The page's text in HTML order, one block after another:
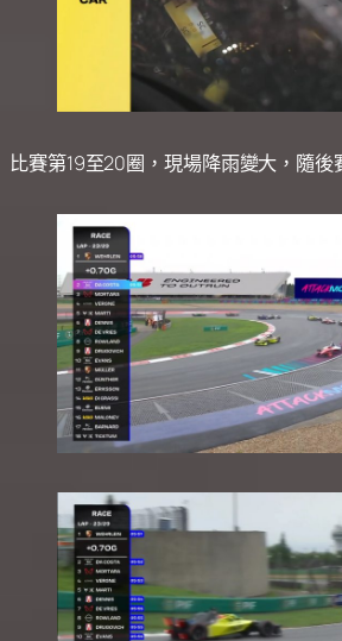
比賽第19至20圈，現場降雨變大，隨後